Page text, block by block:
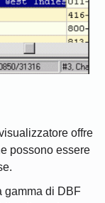
offre
possono essere
gamma di DBF